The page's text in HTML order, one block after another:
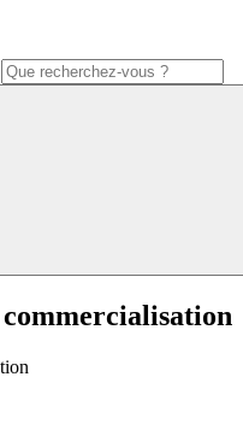
commercialisation